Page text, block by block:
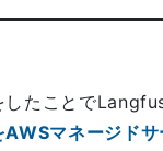
したことで
マネージドサ